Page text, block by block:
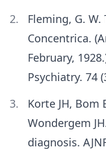
Fleming, G.
Concentrica.
February,
Psychiatry. 74
Korte JH, Bom
Wondergem
diagnosis.